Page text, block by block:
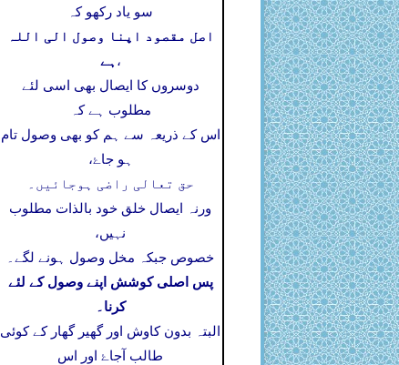
سو یاد رکھو کہ
اصل مقصود اپنا وصول الی اللہ
ہے ،
دوسروں کا ایصال بھی اسی لئے
مطلوب ہے کہ
اس کے ذریعہ سے ہم کو بھی وصول تام
ہو جاۓ،
حق تعالی راضی ہوجائیں۔
ورنہ ایصال خلق خود بالذات مطلوب
نہیں،
خصوص جبکہ مخل وصول ہونے لگے۔
پس اصلی کوشش اپنے وصول کے لئے
کرنا۔
البتہ بدون کاوش اور گھیر گھار کے کوئی
طالب آجاۓ اور اس